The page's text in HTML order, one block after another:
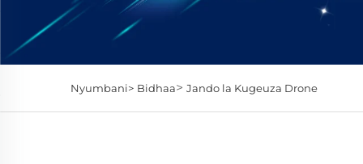
Nyumbani> Bidhaa> Jando la Kugeuza Drone